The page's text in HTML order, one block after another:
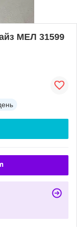
МЕЛ 31599